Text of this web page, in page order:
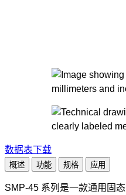
数据表下载
概述 功能 规格 应用
SMP-45 系列是一款通用固